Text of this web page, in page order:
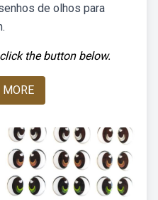
de olhos para
the button below.
MORE